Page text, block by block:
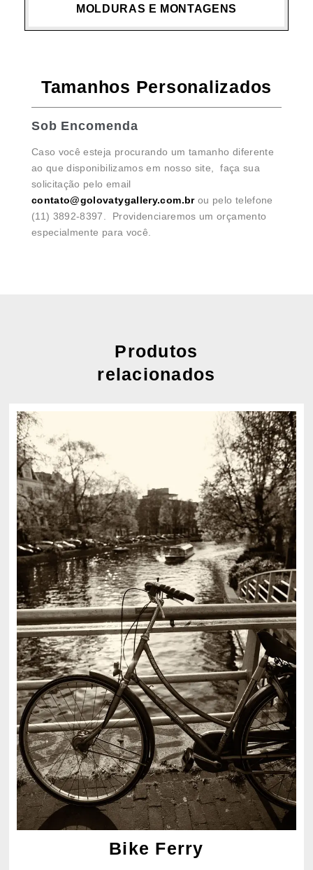
MOLDURAS E MONTAGENS
Tamanhos Personalizados
Sob Encomenda
Caso você esteja procurando um tamanho diferente
ao que disponibilizamos em nosso site, faça sua
solicitação pelo email
contato@golovatygallery.com.brou pelo telefone
(11) 3892-8397. Providenciaremos um orçamento
especialmente para você.
Produtos
relacionados
Bike Ferry